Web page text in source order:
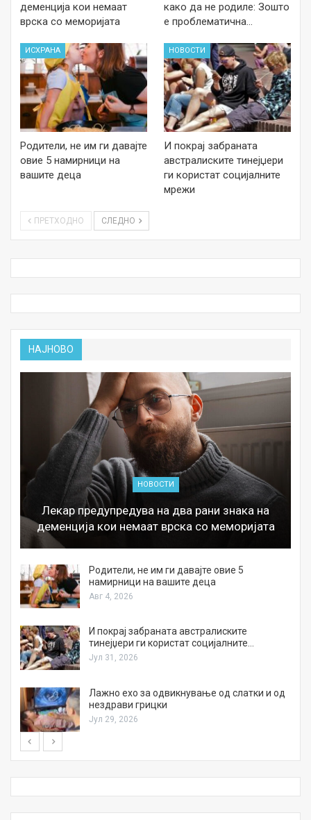
деменција кои немаат
врска со меморијата
како да не родиле: Зошто
е проблематична…
ИСХРАНА
Родители, не им ги давајте
овие 5 намирници на
вашите деца
НОВОСТИ
И покрај забраната
австралиските тинејџери
ги користат социјалните
мрежи
ПРЕТХОДНО СЛЕДНО
НАЈНОВО
НОВОСТИ
Лекар предупредува на два рани знака на
деменција кои немаат врска со меморијата
Родители, не им ги давајте овие 5
намирници на вашите деца
Авг 4, 2026
И покрај забраната австралиските
тинејџери ги користат социјалните…
Јул 31, 2026
Лажно ехо за одвикнување од слатки и од
нездрави грицки
Јул 29, 2026